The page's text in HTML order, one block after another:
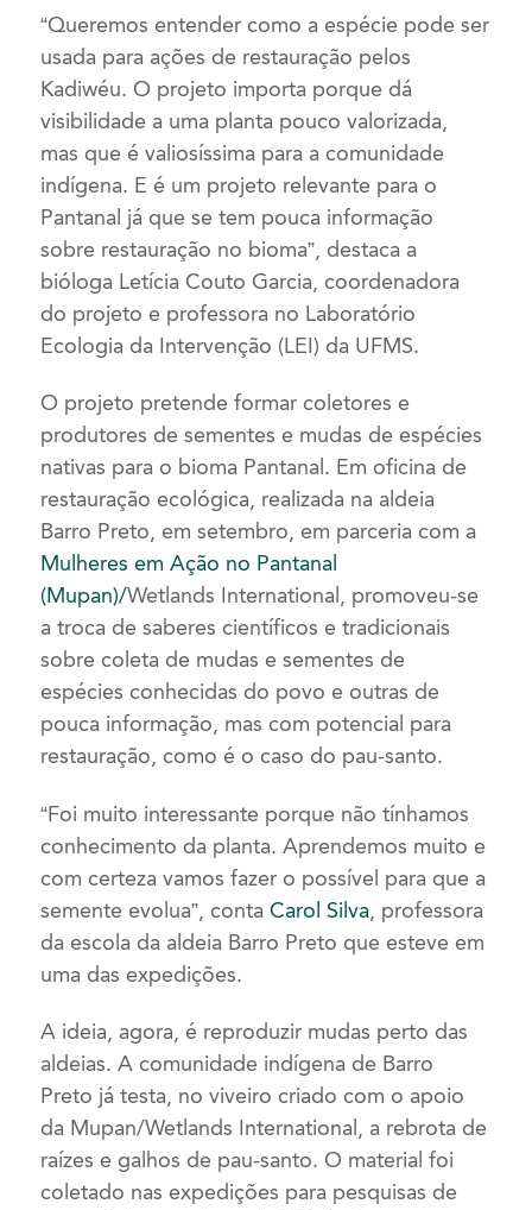
“Queremos entender como a espécie pode ser
usada para ações de restauração pelos
Kadiwéu. O projeto importa porque dá
visibilidade a uma planta pouco valorizada,
mas que é valiosíssima para a comunidade
indígena. E é um projeto relevante para o
Pantanal já que se tem pouca informação
sobre restauração no bioma”, destaca a
bióloga Letícia Couto Garcia, coordenadora
do projeto e professora no Laboratório
Ecologia da Intervenção (LEI) da UFMS.
O projeto pretende formar coletores e
produtores de sementes e mudas de espécies
nativas para o bioma Pantanal. Em oficina de
restauração ecológica, realizada na aldeia
Barro Preto, em setembro, em parceria com a
Mulheres em Ação no Pantanal
(Mupan)/Wetlands International, promoveu-se
a troca de saberes científicos e tradicionais
sobre coleta de mudas e sementes de
espécies conhecidas do povo e outras de
pouca informação, mas com potencial para
restauração, como é o caso do pau-santo.
“Foi muito interessante porque não tínhamos
conhecimento da planta. Aprendemos muito e
com certeza vamos fazer o possível para que a
semente evolua”, contaCarol Silva, professora
da escola da aldeia Barro Preto que esteve em
uma das expedições.
A ideia, agora, é reproduzir mudas perto das
aldeias. A comunidade indígena de Barro
Preto já testa, no viveiro criado com o apoio
da Mupan/Wetlands International, a rebrota de
raízes e galhos de pau-santo. O material foi
coletado nas expedições para pesquisas de